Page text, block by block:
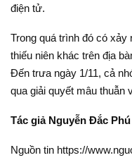
điện tử.
Trong quá trình đó có xảy
thiếu niên khác trên địa
Đến trưa ngày 1/11, cả
qua giải quyết mâu
Tác giả Nguyễn Đắc Phú
Nguồn tin https://